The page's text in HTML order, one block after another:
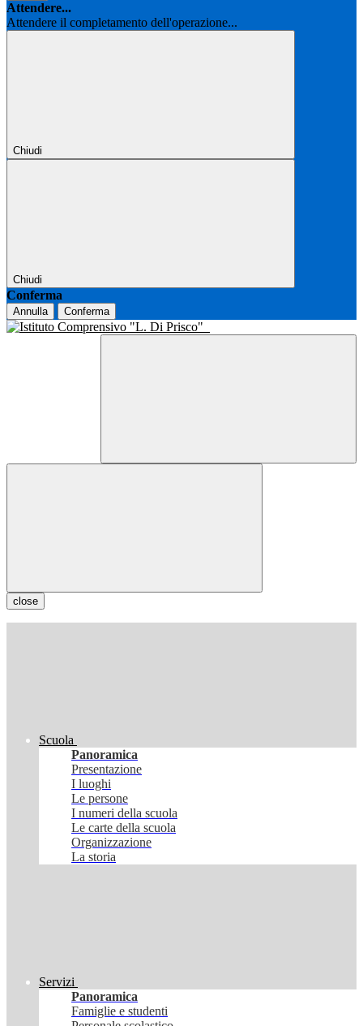
Attendere...
Attendere il completamento dell'operazione...
Chiudi
Chiudi
Conferma
Annulla Conferma
close
Scuola
Panoramica
Presentazione
I luoghi
Le persone
I numeri della scuola
Le carte della scuola
Organizzazione
La storia
Servizi
Panoramica
Famiglie e studenti